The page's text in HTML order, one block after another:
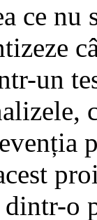
ce nu
un
dintr-o